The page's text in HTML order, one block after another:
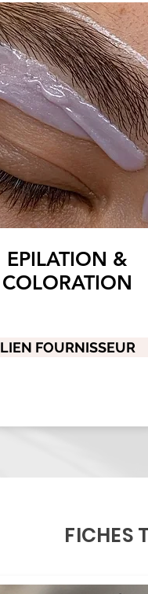
EPILATION &
COLORATION
LIEN FOURNISSEUR
FICHES